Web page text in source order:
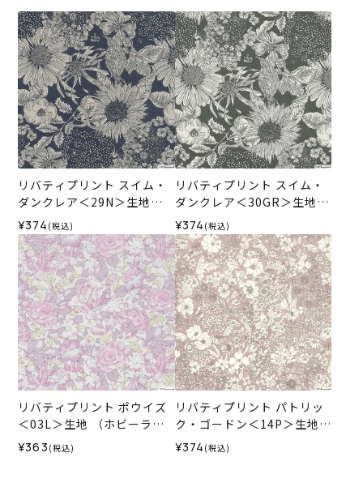
リバティプリント スイム・
ダンクレア＜29N＞生地
（ホビーラホビーレオリジ
ナル）2025AW
¥374 (税込)
リバティプリント スイム・
ダンクレア＜30GR＞生地
（ホビーラホビーレオリジ
ナル）2025AW
¥374 (税込)
リバティプリント ポウイズ
＜03L＞生地 （ホビーラホ
ビーレオリジナル）2024SS
¥363 (税込)
リバティプリント パトリッ
ク・ゴードン＜14P＞生地
（ホビーラホビーレオリジ
ナル）2026SS
¥374 (税込)